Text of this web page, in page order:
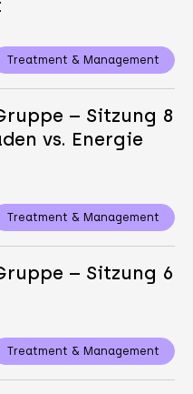
Treatment & Management
– Sitzung 8
vs. Energie
Treatment & Management
– Sitzung 6
Treatment & Management